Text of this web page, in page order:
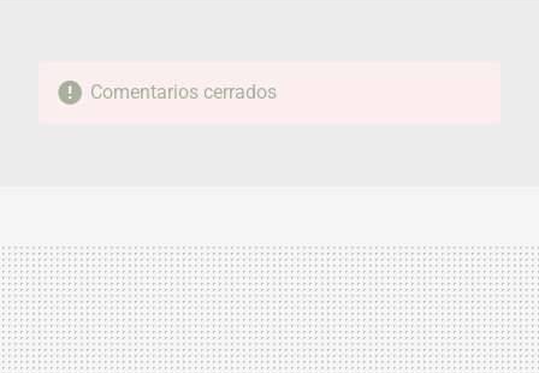
Comentarios cerrados